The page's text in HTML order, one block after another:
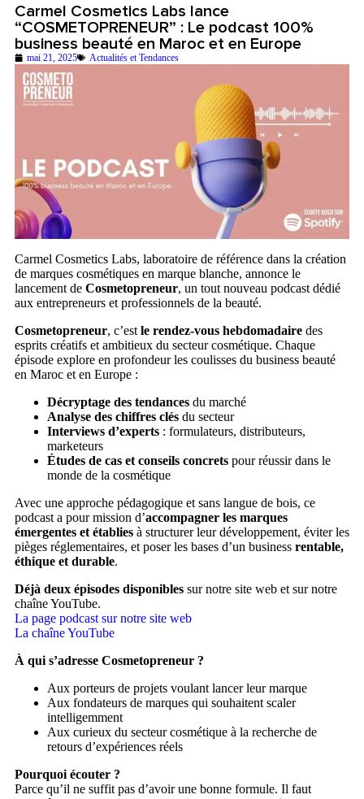
Carmel Cosmetics Labs lance
“COSMETOPRENEUR” : Le podcast 100%
business beauté en Maroc et en Europe
mai 21, 2025 Actualités et Tendances
Carmel Cosmetics Labs, laboratoire de référence dans la création
de marques cosmétiques en marque blanche, annonce le
lancement de Cosmetopreneur, un tout nouveau podcast dédié
aux entrepreneurs et professionnels de la beauté.
Cosmetopreneur, c’est le rendez-vous hebdomadaire des
esprits créatifs et ambitieux du secteur cosmétique. Chaque
épisode explore en profondeur les coulisses du business beauté
en Maroc et en Europe :
Décryptage des tendances du marché
Analyse des chiffres clés du secteur
Interviews d’experts : formulateurs, distributeurs,
marketeurs
Études de cas et conseils concrets pour réussir dans le
monde de la cosmétique
Avec une approche pédagogique et sans langue de bois, ce
podcast a pour mission d’accompagner les marques
émergentes et établies à structurer leur développement, éviter les
pièges réglementaires, et poser les bases d’un business rentable,
éthique et durable.
Déjà deux épisodes disponibles sur notre site web et sur notre
chaîne YouTube.
La page podcast sur notre site web
La chaîne YouTube
À qui s’adresse Cosmetopreneur ?
Aux porteurs de projets voulant lancer leur marque
Aux fondateurs de marques qui souhaitent scaler
intelligemment
Aux curieux du secteur cosmétique à la recherche de
retours d’expériences réels
Pourquoi écouter ?
Parce qu’il ne suffit pas d’avoir une bonne formule. Il faut